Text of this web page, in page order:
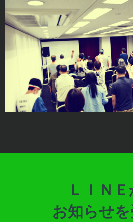
ＬＩＮ
お知らせ